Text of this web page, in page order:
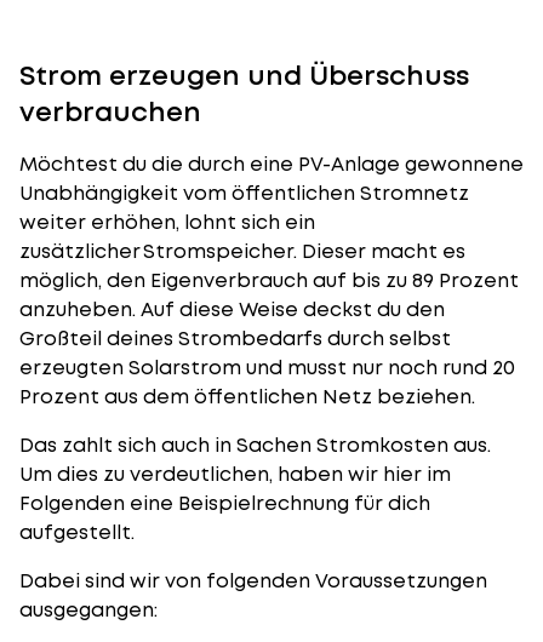
Strom erzeugen und Überschuss
verbrauchen
Möchtest du die durch eine PV-Anlage gewonnene
Unabhängigkeit vom öffentlichen Stromnetz
weiter erhöhen, lohnt sich ein
zusätzlicherStromspeicher. Dieser macht es
möglich, den Eigenverbrauch auf bis zu 89 Prozent
anzuheben. Auf diese Weise deckst du den
Großteil deines Strombedarfs durch selbst
erzeugten Solarstrom und musst nur noch rund 20
Prozent aus dem öffentlichen Netz beziehen.
Das zahlt sich auch in Sachen Stromkosten aus.
Um dies zu verdeutlichen, haben wir hier im
Folgenden eine Beispielrechnung für dich
aufgestellt.
Dabei sind wir von folgenden Voraussetzungen
ausgegangen: